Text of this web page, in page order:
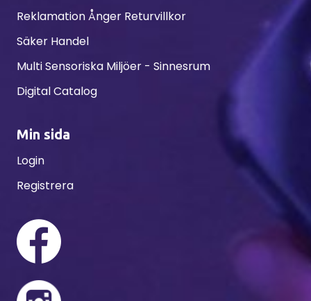
Reklamation Ånger Returvillkor
Säker Handel
Multi Sensoriska Miljöer - Sinnesrum
Digital Catalog
Min sida
Login
Registrera